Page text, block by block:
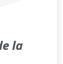
la